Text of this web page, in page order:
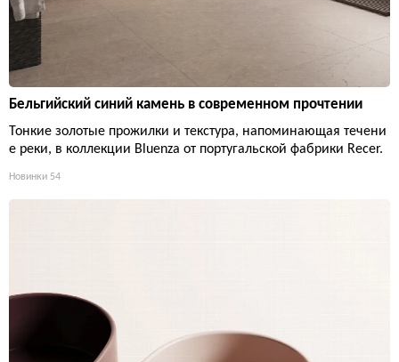
Бельгийский синий камень в современном прочтении
Тонкие золотые прожилки и текстура, напоминающая течени
е реки, в коллекции Bluenza от португальской фабрики Recer.
Новинки 54